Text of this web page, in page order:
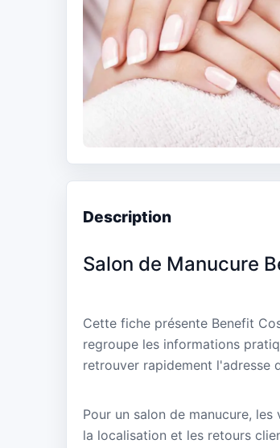
Description
Salon de Manucure
Cette fiche présente Benefit
regroupe les informations
retrouver rapidement l'adresse
Pour un salon de manucure,
la localisation et les retours